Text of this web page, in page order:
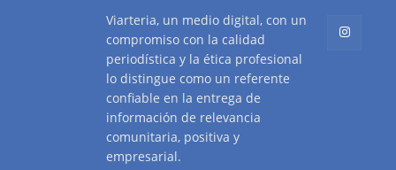
Viarteria, un medio digital, con un
compromiso con la calidad
periodística y la ética profesional
lo distingue como un referente
confiable en la entrega de
información de relevancia
comunitaria, positiva y
empresarial.